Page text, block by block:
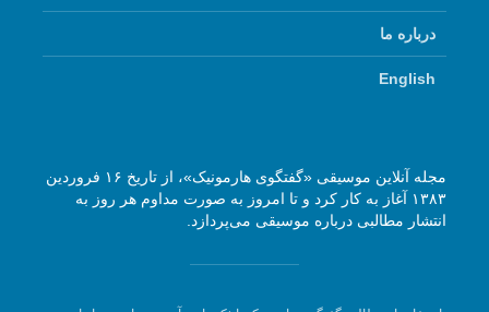
درباره ما
English
مجله آنلاین موسیقی «گفتگوی هارمونیک»، از تاریخ ۱۶ فروردین
۱۳۸۳ آغاز به کار کرد و تا امروز به صورت مداوم هر روز به
انتشار مطالبی درباره موسیقی می‌پردازد.